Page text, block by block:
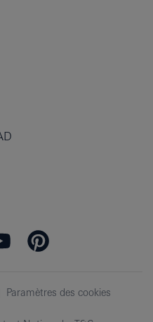
Paramètres des cookies